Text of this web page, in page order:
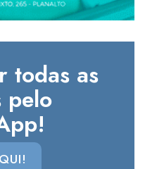
todas as
pelo